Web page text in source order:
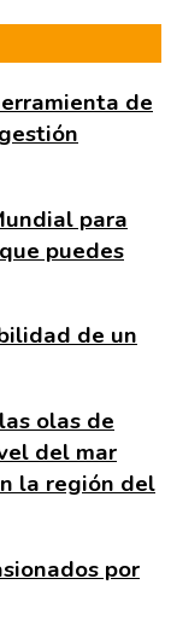
de
para
puedes
de un
olas de
del mar
la región del
por